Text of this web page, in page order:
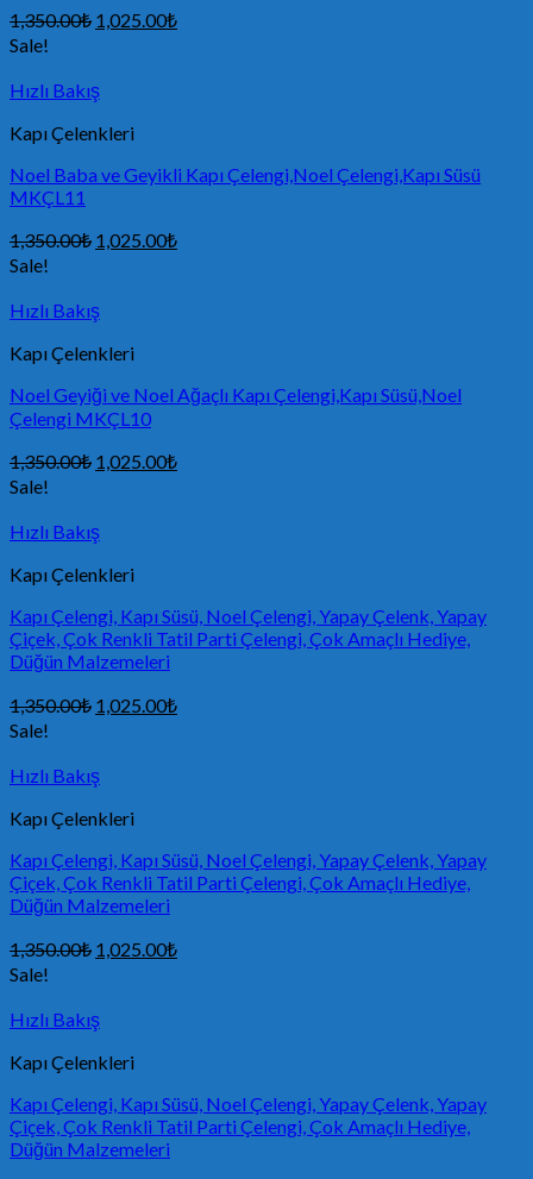
1,350.00₺ 1,025.00₺
Sale!
Hızlı Bakış
Kapı Çelenkleri
Noel Baba ve Geyikli Kapı Çelengi,Noel Çelengi,Kapı Süsü
MKÇL11
1,350.00₺ 1,025.00₺
Sale!
Hızlı Bakış
Kapı Çelenkleri
Noel Geyiği ve Noel Ağaçlı Kapı Çelengi,Kapı Süsü,Noel
Çelengi MKÇL10
1,350.00₺ 1,025.00₺
Sale!
Hızlı Bakış
Kapı Çelenkleri
Kapı Çelengi, Kapı Süsü, Noel Çelengi, Yapay Çelenk, Yapay
Çiçek, Çok Renkli Tatil Parti Çelengi, Çok Amaçlı Hediye,
Düğün Malzemeleri
1,350.00₺ 1,025.00₺
Sale!
Hızlı Bakış
Kapı Çelenkleri
Kapı Çelengi, Kapı Süsü, Noel Çelengi, Yapay Çelenk, Yapay
Çiçek, Çok Renkli Tatil Parti Çelengi, Çok Amaçlı Hediye,
Düğün Malzemeleri
1,350.00₺ 1,025.00₺
Sale!
Hızlı Bakış
Kapı Çelenkleri
Kapı Çelengi, Kapı Süsü, Noel Çelengi, Yapay Çelenk, Yapay
Çiçek, Çok Renkli Tatil Parti Çelengi, Çok Amaçlı Hediye,
Düğün Malzemeleri